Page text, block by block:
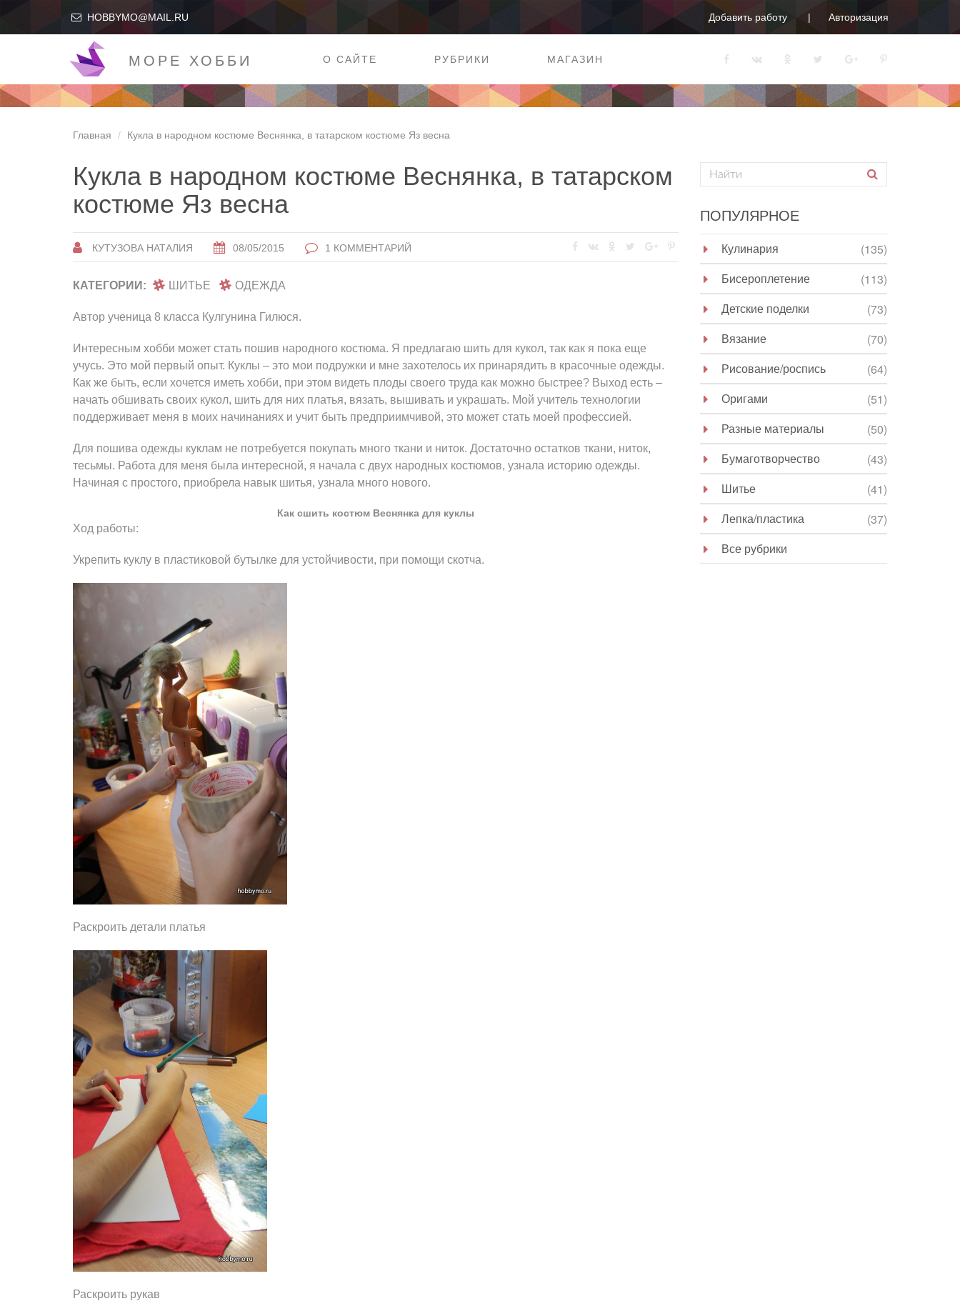
HOBBYMO@MAIL.RU Добавить работу Авторизация
МОРЕ ХОББИ О САЙТЕ РУБРИКИ МАГАЗИН
Главная Кукла в народном костюме Веснянка, в татарском костюме Яз весна
Кукла в народном костюме Веснянка, в татарском
костюме Яз весна
КУТУЗОВА НАТАЛИЯ 08/05/2015 1 КОММЕНТАРИЙ
КАТЕГОРИИ: ШИТЬЕ ОДЕЖДА
Автор ученица 8 класса Кулгунина Гилюся.
Интересным хобби может стать пошив народного костюма. Я предлагаю шить для кукол, так как я пока еще
учусь. Это мой первый опыт. Куклы – это мои подружки и мне захотелось их принарядить в красочные одежды.
Как же быть, если хочется иметь хобби, при этом видеть плоды своего труда как можно быстрее? Выход есть –
начать обшивать своих кукол, шить для них платья, вязать, вышивать и украшать. Мой учитель технологии
поддерживает меня в моих начинаниях и учит быть предприимчивой, это может стать моей профессией.
Для пошива одежды куклам не потребуется покупать много ткани и ниток. Достаточно остатков ткани, ниток,
тесьмы. Работа для меня была интересной, я начала с двух народных костюмов, узнала историю одежды.
Начиная с простого, приобрела навык шитья, узнала много нового.
Как сшить костюм Веснянка для куклы
Ход работы:
Укрепить куклу в пластиковой бутылке для устойчивости, при помощи скотча.
Раскроить детали платья
Раскроить рукав
ПОПУЛЯРНОЕ
Кулинария
(135)
Бисероплетение
(113)
Детские поделки
(73)
Вязание
(70)
Рисование/роспись
(64)
Оригами
(51)
Разные материалы
(50)
Бумаготворчество
(43)
Шитье
(41)
Лепка/пластика
(37)
Все рубрики